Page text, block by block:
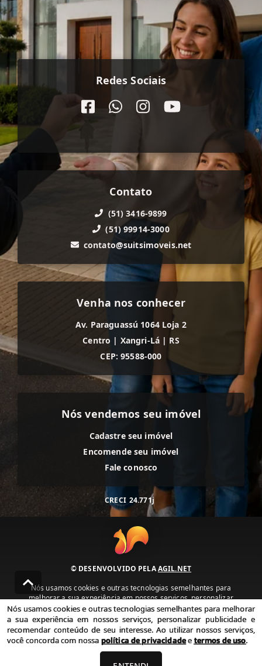
Redes Sociais
Contato
(51) 3416-9899
(51) 99914-3000
contato@suitsimoveis.net
Venha nos conhecer
Av. Paraguassú 1064 Loja 2
Centro | Xangri-Lá | RS
CEP: 95588-000
Nós vendemos seu imóvel
Cadastre seu imóvel
Encomende seu imóvel
Fale conosco
CRECI 24.771j
© DESENVOLVIDO PELAAGIL.NET
Nós usamos cookies e outras tecnologias semelhantes para
melhorar a sua experiência em nossos serviços, personalizar
publicidade e recomendar conteúdo de seu interesse. Ao utilizar
nossos serviços, você concorda com nossa política de privacidade e
termos de uso.
Política de Privacidade Termos de uso
Nós usamos cookies e outras tecnologias semelhantes para melhorar
a sua experiência em nossos serviços, personalizar publicidade e
recomendar conteúdo de seu interesse. Ao utilizar nossos serviços,
você concorda com nossa política de privacidadeetermos de uso.